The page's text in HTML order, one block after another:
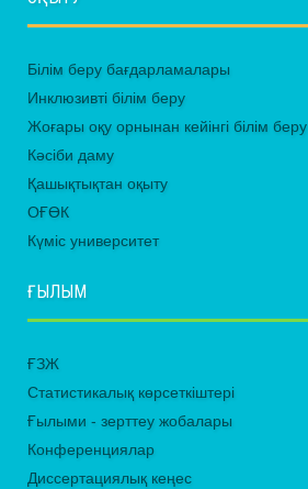
Білім беру бағдарламалары
Инклюзивті білім беру
Жоғары оқу орнынан кейінгі білім беру
Кәсіби даму
Қашықтықтан оқыту
ОҒӨК
Күміс университет
ҒЫЛЫМ
ҒЗЖ
Статистикалық көрсеткіштері
Ғылыми - зерттеу жобалары
Конференциялар
Диссертациялық кеңес